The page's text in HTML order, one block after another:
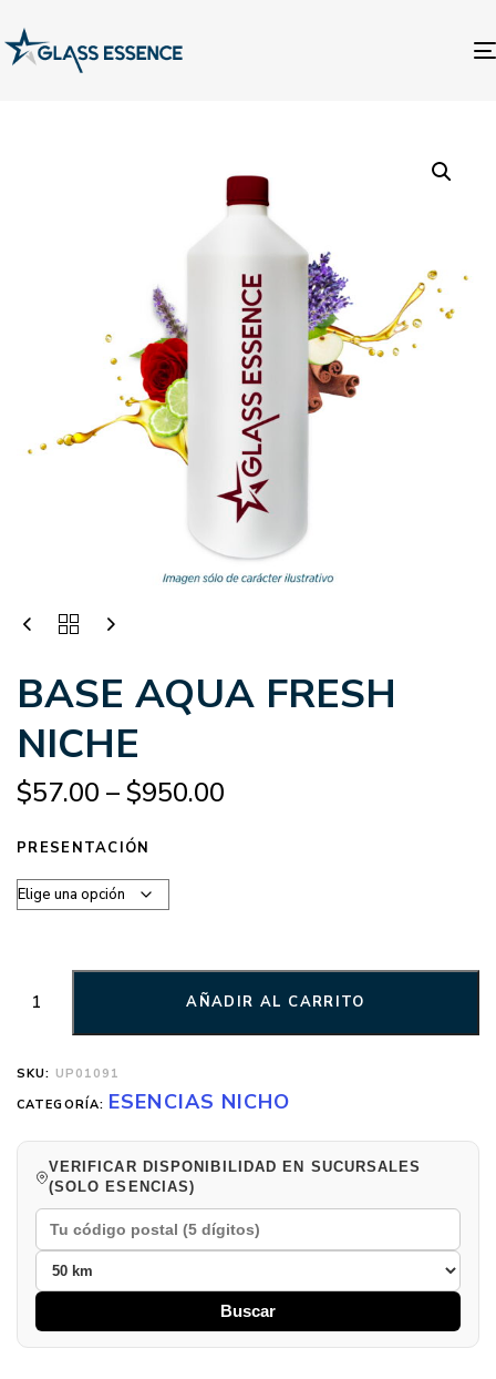
BASE AQUA FRESH
NICHE
$57.00 –$950.00
PRESENTACIÓN
AÑADIR AL CARRITO
SKU: UP01091
CATEGORÍA: ESENCIAS NICHO
VERIFICAR DISPONIBILIDAD EN SUCURSALES
(SOLO ESENCIAS)
Buscar